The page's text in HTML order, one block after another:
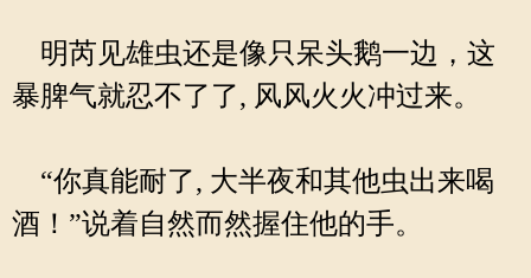
明芮见雄虫还是像只呆头鹅一边，这
暴脾气就忍不了了, 风风火火冲过来。
“你真能耐了, 大半夜和其他虫出来喝
酒！”说着自然而然握住他的手。